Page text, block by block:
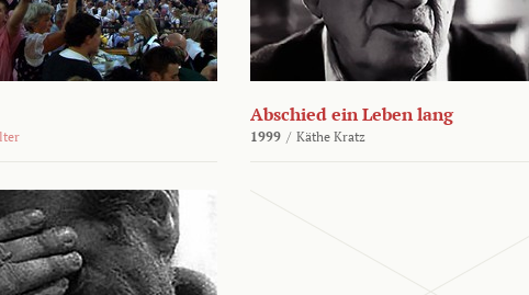
Abschied ein Leben lang
1999 / Käthe Kratz